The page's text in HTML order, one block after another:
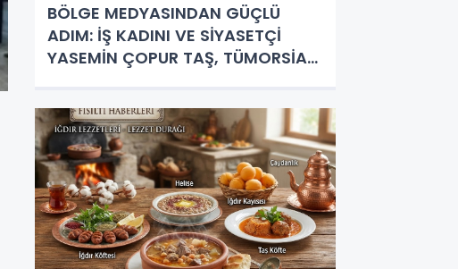
BÖLGE MEDYASINDAN GÜÇLÜ
ADIM: İŞ KADINI VE SİYASETÇİ
YASEMİN ÇOPUR TAŞ, TÜMORSİAD